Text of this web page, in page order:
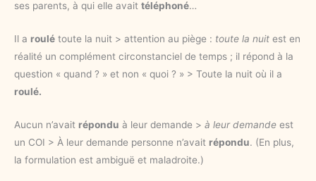
ses parents, à qui elle avait téléphoné…
Il a roulé toute la nuit > attention au piège : toute la nuit est en
réalité un complément circonstanciel de temps ; il répond à la
question « quand ? » et non « quoi ? » > Toute la nuit où il a
roulé.
Aucun n’avait répondu à leur demande > à leur demande est
un COI > À leur demande personne n’avait répondu. (En plus,
la formulation est ambiguë et maladroite.)